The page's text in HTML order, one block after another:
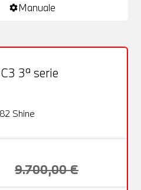
settingsManuale
C3 3ª serie
Shine
9.700,00 €